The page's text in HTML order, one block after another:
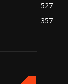
527
357